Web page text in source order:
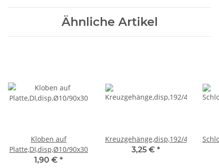
Ähnliche Artikel
Kloben auf
Platte,DI,disp,Ø10/90x30
1,90 € *
Kreuzgehänge,disp,192/45x90
3,25 € *